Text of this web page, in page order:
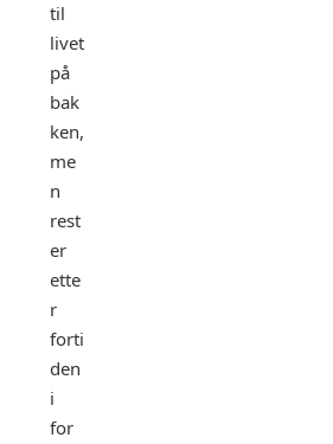
til
livet
på
bak
ken,
me
n
rest
er
ette
r
forti
den
i
for